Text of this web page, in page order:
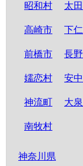
昭和村 太
高崎市 下
前橋市 長
嬬恋村 安
神流町 大
南牧村
神奈川県